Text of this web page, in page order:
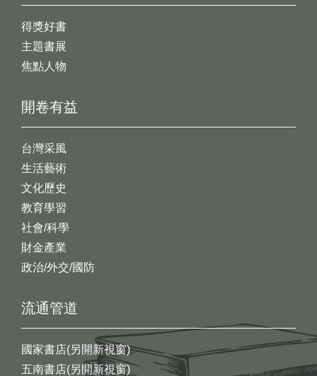
開卷有益
台灣采風
生活藝術
文化歷史
教育學習
社會/科學
財金產業
政治/外交/國防
得獎好書
主題書展
焦點人物
流通管道
國家書店(另開新視窗)
五南書店(另開新視窗)